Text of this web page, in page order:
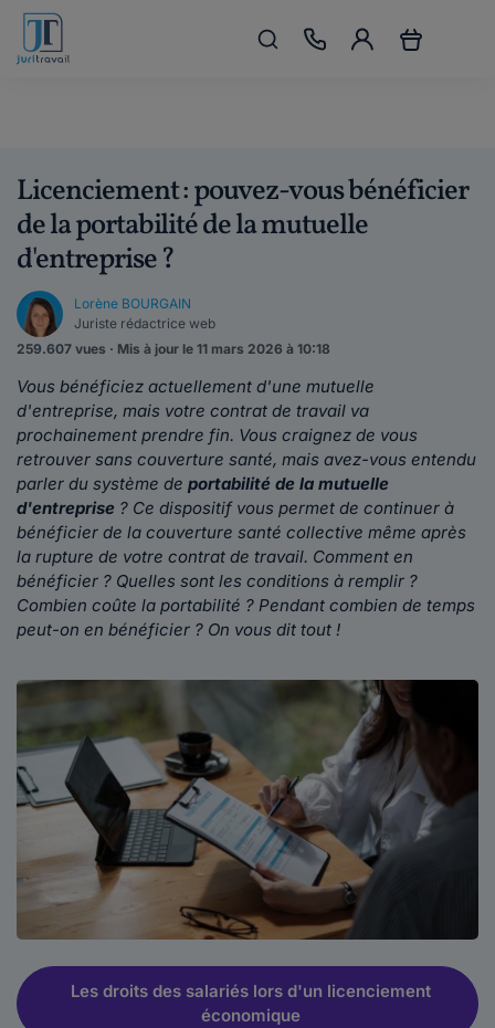
Licenciement : pouvez-vous bénéficier
de la portabilité de la mutuelle
d'entreprise ?
Lorène BOURGAIN
Juriste rédactrice web
259.607 vues · Mis à jour le 11 mars 2026 à 10:18
Vous bénéficiez actuellement d'une mutuelle
d'entreprise, mais votre contrat de travail va
prochainement prendre fin. Vous craignez de vous
retrouver sans couverture santé, mais avez-vous entendu
parler du système de portabilité de la mutuelle
d'entreprise ? Ce dispositif vous permet de continuer à
bénéficier de la couverture santé collective même après
la rupture de votre contrat de travail. Comment en
bénéficier ? Quelles sont les conditions à remplir ?
Combien coûte la portabilité ? Pendant combien de temps
peut-on en bénéficier ? On vous dit tout !
Les droits des salariés lors d'un licenciement
économique